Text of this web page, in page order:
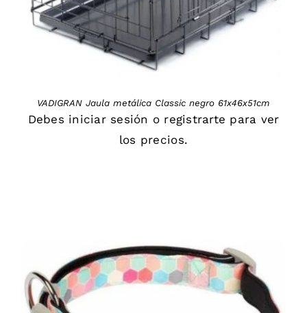
VADIGRAN Jaula metálica Classic negro 61x46x51cm
Debes iniciar sesión o registrarte para ver
los precios.